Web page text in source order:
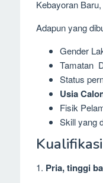
Kebayoran
Adapun yang
Gender
Tamatan
Status
Usia
Fisik
Skill yang
1. Pria, tinggi